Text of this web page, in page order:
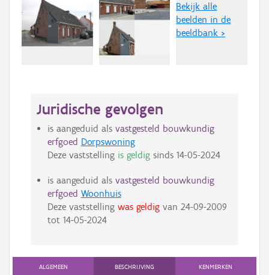
Bekijk alle
beelden in de
beeldbank >
Juridische gevolgen
is aangeduid als vastgesteld bouwkundig
erfgoed Dorpswoning
Deze vaststelling is geldigsinds 14-05-2024
is aangeduid als vastgesteld bouwkundig
erfgoed Woonhuis
Deze vaststelling was geldigvan 24-09-2009
tot 14-05-2024
ALGEMEEN BESCHRIJVING KENMERKEN